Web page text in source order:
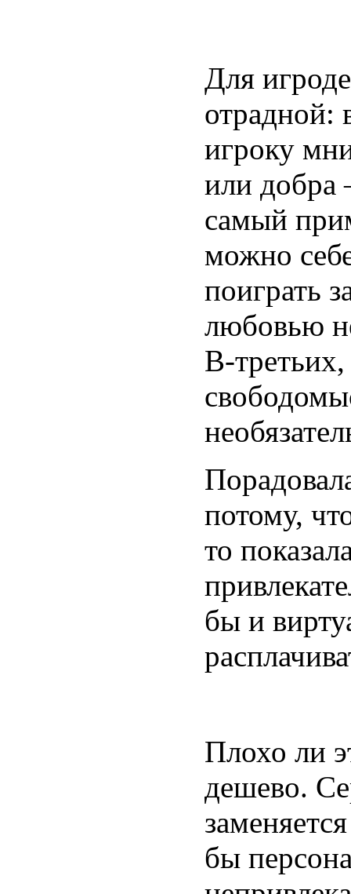
Для
отрадной:
игроку
или добра
самый
можно
поиграть
любовью
В-
потому,
то
бы и
Плохо ли
дешево.
бы